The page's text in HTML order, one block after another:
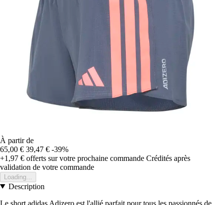
À partir de
65,00 € 39,47 € -39%
+1,97 € offerts sur votre prochaine commande Crédités après
validation de votre commande
Loading...
Description
Le short adidas Adizero est l'allié parfait pour tous les passionnés de